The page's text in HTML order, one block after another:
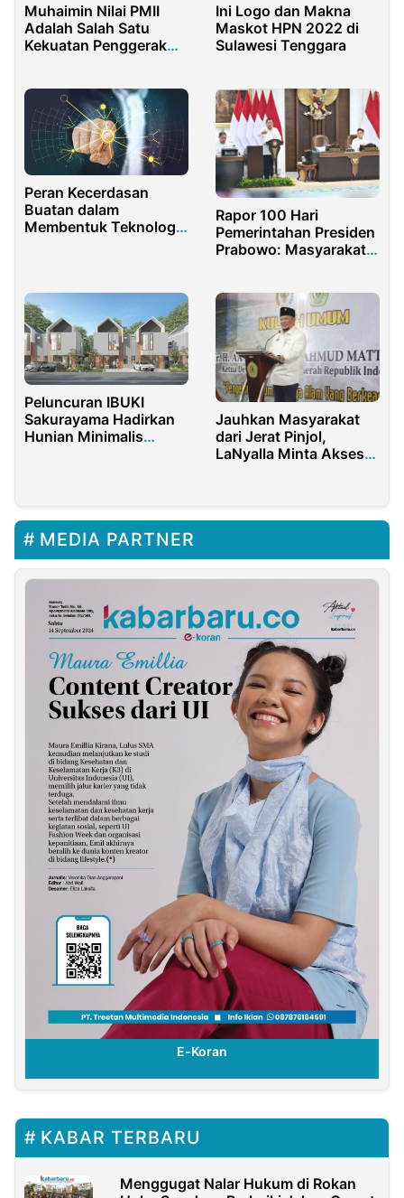
Muhaimin Nilai PMII
Adalah Salah Satu
Kekuatan Penggerak
Ini Logo dan Makna
Maskot HPN 2022 di
Sulawesi Tenggara
Peran Kecerdasan
Buatan dalam
Membentuk Teknologi
Rapor 100 Hari
Pemerintahan Presiden
Prabowo: Masyarakat
Peluncuran IBUKI
Sakurayama Hadirkan
Hunian Minimalis
Jauhkan Masyarakat
dari Jerat Pinjol,
LaNyalla Minta Akses
MEDIA PARTNER
E-Koran
KABAR TERBARU
Menggugat Nalar Hukum di Rokan